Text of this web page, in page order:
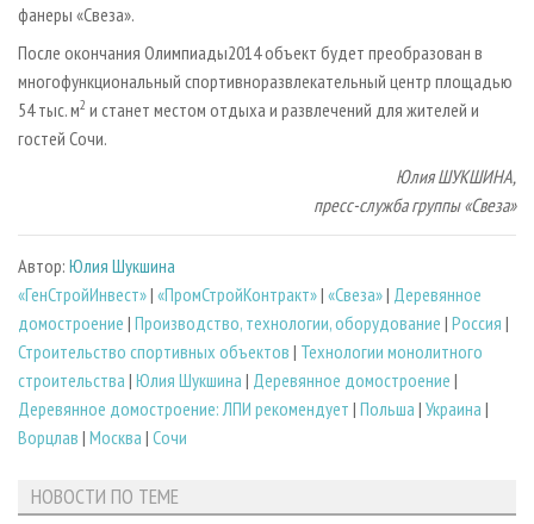
фанеры «Свеза».
После окончания Олимпиады­2014 объект будет преобразован в
многофункциональный спортивно­развлекательный центр площадью
54 тыс. м2 и станет местом отдыха и развлечений для жителей и
гостей Сочи.
Юлия ШУКШИНА,
пресс-служба группы «Свеза»
Автор: Юлия Шукшина
«ГенСтройИнвест»| «ПромСтройКонтракт»| «Свеза»| Деревянное
домостроение | Производство, технологии, оборудование | Россия |
Строительство спортивных объектов | Технологии монолитного
строительства | Юлия Шукшина | Деревянное домостроение |
Деревянное домостроение: ЛПИ рекомендует | Польша | Украина |
Ворцлав | Москва | Сочи
НОВОСТИ ПО ТЕМЕ